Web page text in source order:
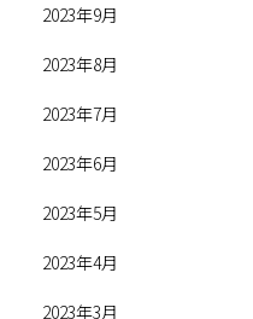
2023年9月
2023年8月
2023年7月
2023年6月
2023年5月
2023年4月
2023年3月